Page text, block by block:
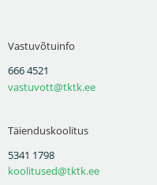
Vastuvõtuinfo
666 4521
vastuvott@tktk.ee
Täienduskoolitus
5341 1798
koolitused@tktk.ee